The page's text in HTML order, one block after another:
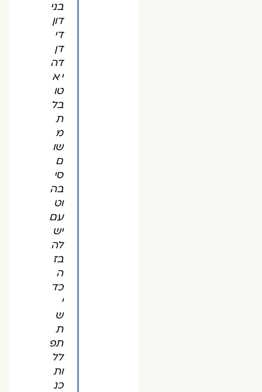
בני
דון
די
דן
דה
יא
טו
בל
ת
מ
שו
ם
סי
בה
וט
עם
יש
לה
בז
ה
כד
ש
ת
תפ
לל
ות
כנ